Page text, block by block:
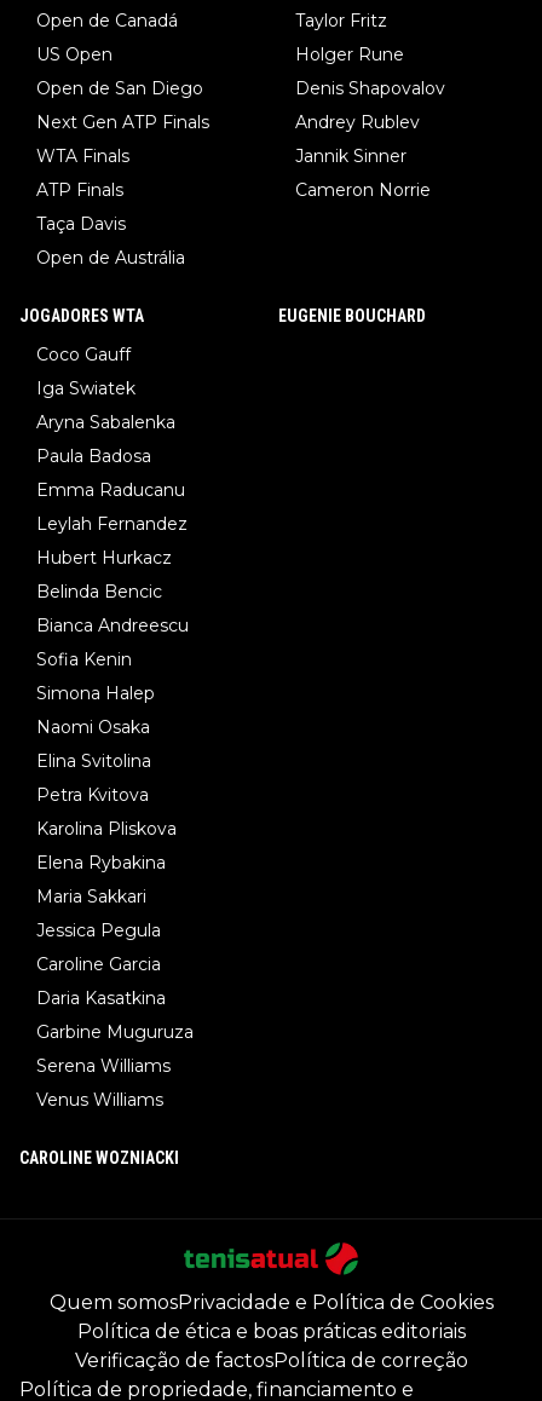
Open de Canadá
US Open
Open de San Diego
Next Gen ATP Finals
WTA Finals
ATP Finals
Taça Davis
Open de Austrália
Taylor Fritz
Holger Rune
Denis Shapovalov
Andrey Rublev
Jannik Sinner
Cameron Norrie
JOGADORES WTA
Coco Gauff
Iga Swiatek
Aryna Sabalenka
Paula Badosa
Emma Raducanu
Leylah Fernandez
Hubert Hurkacz
Belinda Bencic
Bianca Andreescu
Sofia Kenin
Simona Halep
Naomi Osaka
Elina Svitolina
Petra Kvitova
Karolina Pliskova
Elena Rybakina
Maria Sakkari
Jessica Pegula
Caroline Garcia
Daria Kasatkina
Garbine Muguruza
Serena Williams
Venus Williams
EUGENIE BOUCHARD
CAROLINE WOZNIACKI
Quem somosPrivacidade e Política de Cookies
Política de ética e boas práticas editoriais
Verificação de factosPolítica de correção
Política de propriedade, financiamento e